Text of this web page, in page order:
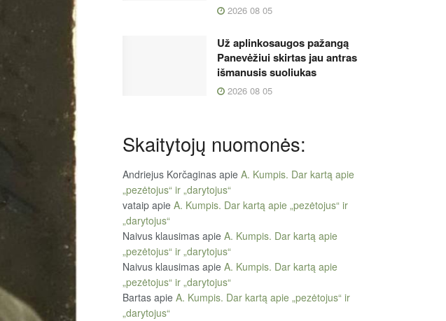
2026 08 05
Už aplinkosaugos pažangą
Panevėžiui skirtas jau antras
išmanusis suoliukas
2026 08 05
Skaitytojų nuomonės:
Andriejus Korčaginas apie A. Kumpis. Dar kartą apie
„pezėtojus“ ir „darytojus“
vataip apie A. Kumpis. Dar kartą apie „pezėtojus“ ir
„darytojus“
Naivus klausimas apie A. Kumpis. Dar kartą apie
„pezėtojus“ ir „darytojus“
Naivus klausimas apie A. Kumpis. Dar kartą apie
„pezėtojus“ ir „darytojus“
Bartas apie A. Kumpis. Dar kartą apie „pezėtojus“ ir
„darytojus“